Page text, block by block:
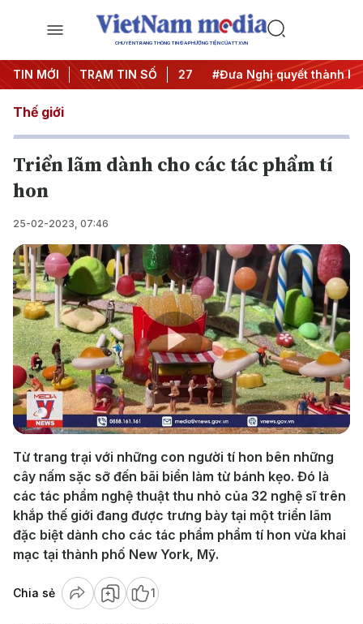
CHUYÊN TRANG THÔNG TIN ĐA PHƯƠNG TIỆN CỦA TTXVN
TIN MỚI TRẠM TIN SỐ
Trung ương 3 #APEC 2027 #Đưa Nghị quyết thành
Thế giới
Triển lãm dành cho các tác phẩm tí
hon
25-02-2023, 07:46
Play
Video
Từ trang trại với những con người tí hon bên những
cây nấm sặc sỡ đến bãi biển làm từ bánh kẹo. Đó là
các tác phẩm nghệ thuật thu nhỏ của 32 nghệ sĩ trên
khắp thế giới đang được trưng bày tại một triển lãm
đặc biệt dành cho các tác phẩm phẩm tí hon vừa khai
mạc tại thành phố New York, Mỹ.
Chia sẻ 1